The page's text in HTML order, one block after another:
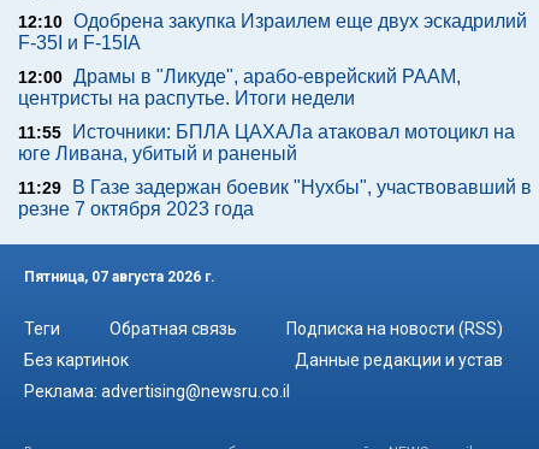
12:10 Одобрена закупка Израилем еще двух эскадрилий
F-35I и F-15IA
12:00 Драмы в "Ликуде", арабо-еврейский РААМ,
центристы на распутье. Итоги недели
11:55
Источники: БПЛА ЦАХАЛа атаковал мотоцикл на
юге Ливана, убитый и раненый
11:29
В Газе задержан боевик "Нухбы", участвовавший в
резне 7 октября 2023 года
Пятница, 07 августа 2026 г.
Теги Обратная связь
Подписка на новости (RSS)
Без картинок
Данные редакции и устав
Реклама: advertising@newsru.co.il